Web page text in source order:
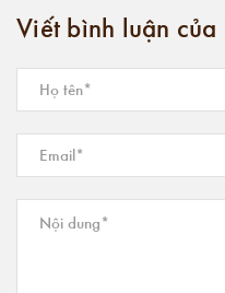
Viết bình luận của